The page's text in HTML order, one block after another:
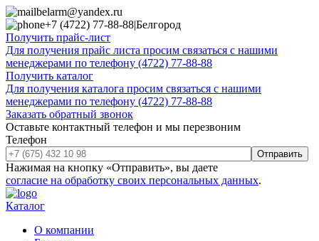
belarm@yandex.ru
+7 (4722) 77-88-88|Белгород
Получить прайс-лист
Для получения прайс листа просим связаться с нашими
менеджерами по телефону (4722) 77-88-88
Получить каталог
Для получения каталога просим связаться с нашими
менеджерами по телефону (4722) 77-88-88
Заказать обратный звонок
Оставьте контактный телефон и мы перезвоним
Телефон
Отправить
Нажимая на кнопку «Отправить», вы даете
согласие на обработку своих персональных данных.
Каталог
О компании